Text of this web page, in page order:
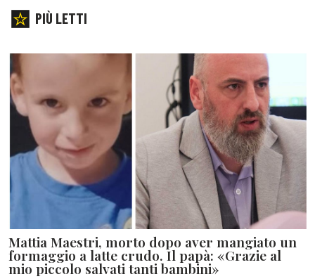
PIÙ LETTI
Mattia Maestri, morto dopo aver mangiato un
formaggio a latte crudo. Il papà: «Grazie al
mio piccolo salvati tanti bambini»